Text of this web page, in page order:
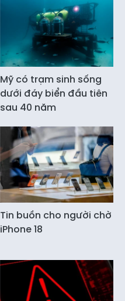
Mỹ có trạm sinh sống
dưới đáy biển đầu tiên
sau 40 năm
Tin buồn cho người chờ
iPhone 18